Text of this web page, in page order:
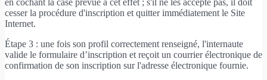
en cochant la case prévue à cet effet ; s'il ne les accepte pas, il doit
cesser la procédure d'inscription et quitter immédiatement le Site
Internet.
Étape 3 : une fois son profil correctement renseigné, l'internaute
valide le formulaire d’inscription et reçoit un courrier électronique de
confirmation de son inscription sur l'adresse électronique fournie.